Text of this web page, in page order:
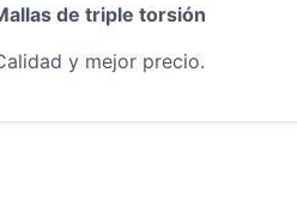
de triple torsión
y mejor precio.